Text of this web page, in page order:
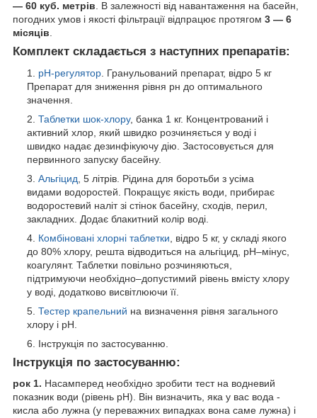
— 60 куб. метрів . В залежності від навантаження на басейн,
погодних умов і якості фільтрації відпрацює протягом 3 — 6
місяців
Комплект складається з наступних препаратів:
pH-регулятор . Гранульований препарат, відро 5 кг
Препарат для зниження рівня рн до оптимального
значення.
Таблетки шок-хлору, банка 1 кг. Концентрований і
активний хлор, який швидко розчиняється у воді і
швидко надає дезинфікуючу дію. Застосовується для
первинного запуску басейну.
Альгіцид , 5 літрів. Рідина для боротьби з усіма
видами водоростей. Покращує якість води, прибирає
водоростевий наліт зі стінок басейну, сходів, перил,
закладних. Додає блакитний колір воді.
Комбіновані хлорні таблетки , відро 5 кг, у складі якого
до 80% хлору, решта відводиться на альгіцид, pH–мінус,
коагулянт. Таблетки повільно розчиняються,
підтримуючи необхідно–допустимий рівень вмісту хлору
у воді, додатково висвітлюючи її.
Тестер крапельний на визначення рівня загального
хлору і pH.
Інструкція по застосуванню.
Інструкція по застосуванню:
рок 1. Насамперед необхідно зробити тест на водневий
показник води (рівень pH). Він визначить, яка у вас вода -
кисла або лужна (у переважних випадках вона саме лужна) і